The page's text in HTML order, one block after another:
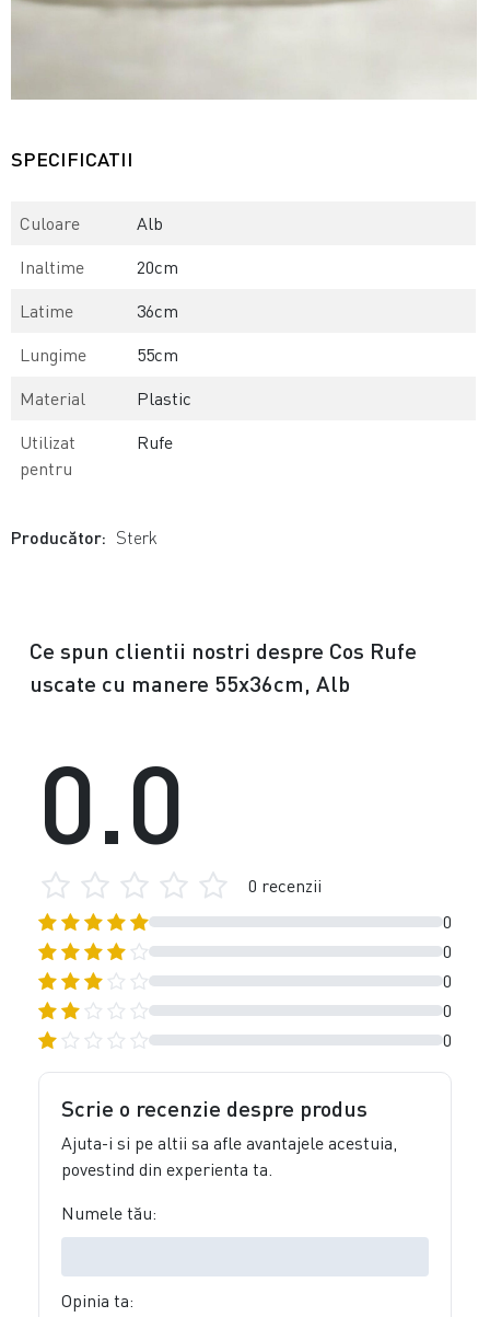
SPECIFICATII
Culoare
Alb
Inaltime
20cm
Latime
36cm
Lungime
55cm
Material
Plastic
Utilizat
pentru
Rufe
Producător: Sterk
Ce spun clientii nostri despre Cos Rufe
uscate cu manere 55x36cm, Alb
0
0
0
0
0
0.0
0 recenzii
Scrie o recenzie despre produs
Ajuta-i si pe altii sa afle avantajele acestuia,
povestind din experienta ta.
Numele tău:
Opinia ta: